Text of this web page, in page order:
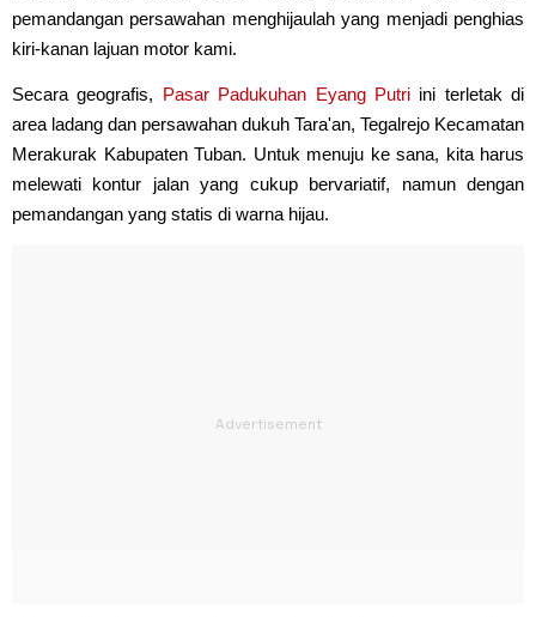
pemandangan persawahan menghijaulah yang menjadi penghias
kiri-kanan lajuan motor kami.
Secara geografis, Pasar Padukuhan Eyang Putriini terletak di
area ladang dan persawahan dukuh Tara'an, Tegalrejo Kecamatan
Merakurak Kabupaten Tuban. Untuk menuju ke sana, kita harus
melewati kontur jalan yang cukup bervariatif, namun dengan
pemandangan yang statis di warna hijau.